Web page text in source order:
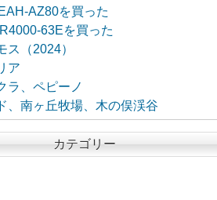
AZ80を買った
63Eを買った
ス（2024）
ア
ラ、ペピーノ
、南ヶ丘牧場、木の俣渓谷
カテゴリー